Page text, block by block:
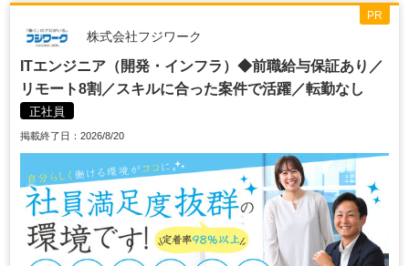
株式会社フジワーク
ITエンジニア（開発・インフラ）◆前職給与保証あり／
リモート8割／スキルに合った案件で活躍／転勤なし
正社員
掲載終了日：2026/8/20
PR